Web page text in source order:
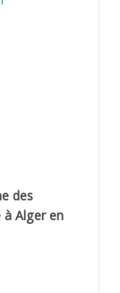
des
à Alger en